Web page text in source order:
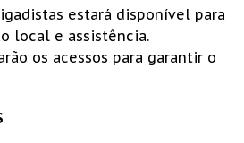
estará disponível para
local e assistência.
os acessos para garantir o